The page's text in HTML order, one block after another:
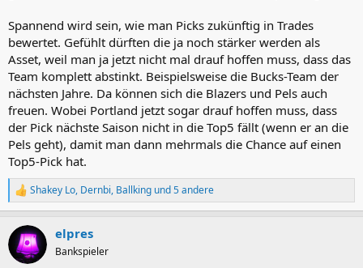
Spannend wird sein, wie man Picks zukünftig in Trades
bewertet. Gefühlt dürften die ja noch stärker werden als
Asset, weil man ja jetzt nicht mal drauf hoffen muss, dass das
Team komplett abstinkt. Beispielsweise die Bucks-Team der
nächsten Jahre. Da können sich die Blazers und Pels auch
freuen. Wobei Portland jetzt sogar drauf hoffen muss, dass
der Pick nächste Saison nicht in die Top5 fällt (wenn er an die
Pels geht), damit man dann mehrmals die Chance auf einen
Top5-Pick hat.
R
e
k
t
i
Shakey Lo, Dernbi, Ballking und 5 andere
elpres
Bankspieler